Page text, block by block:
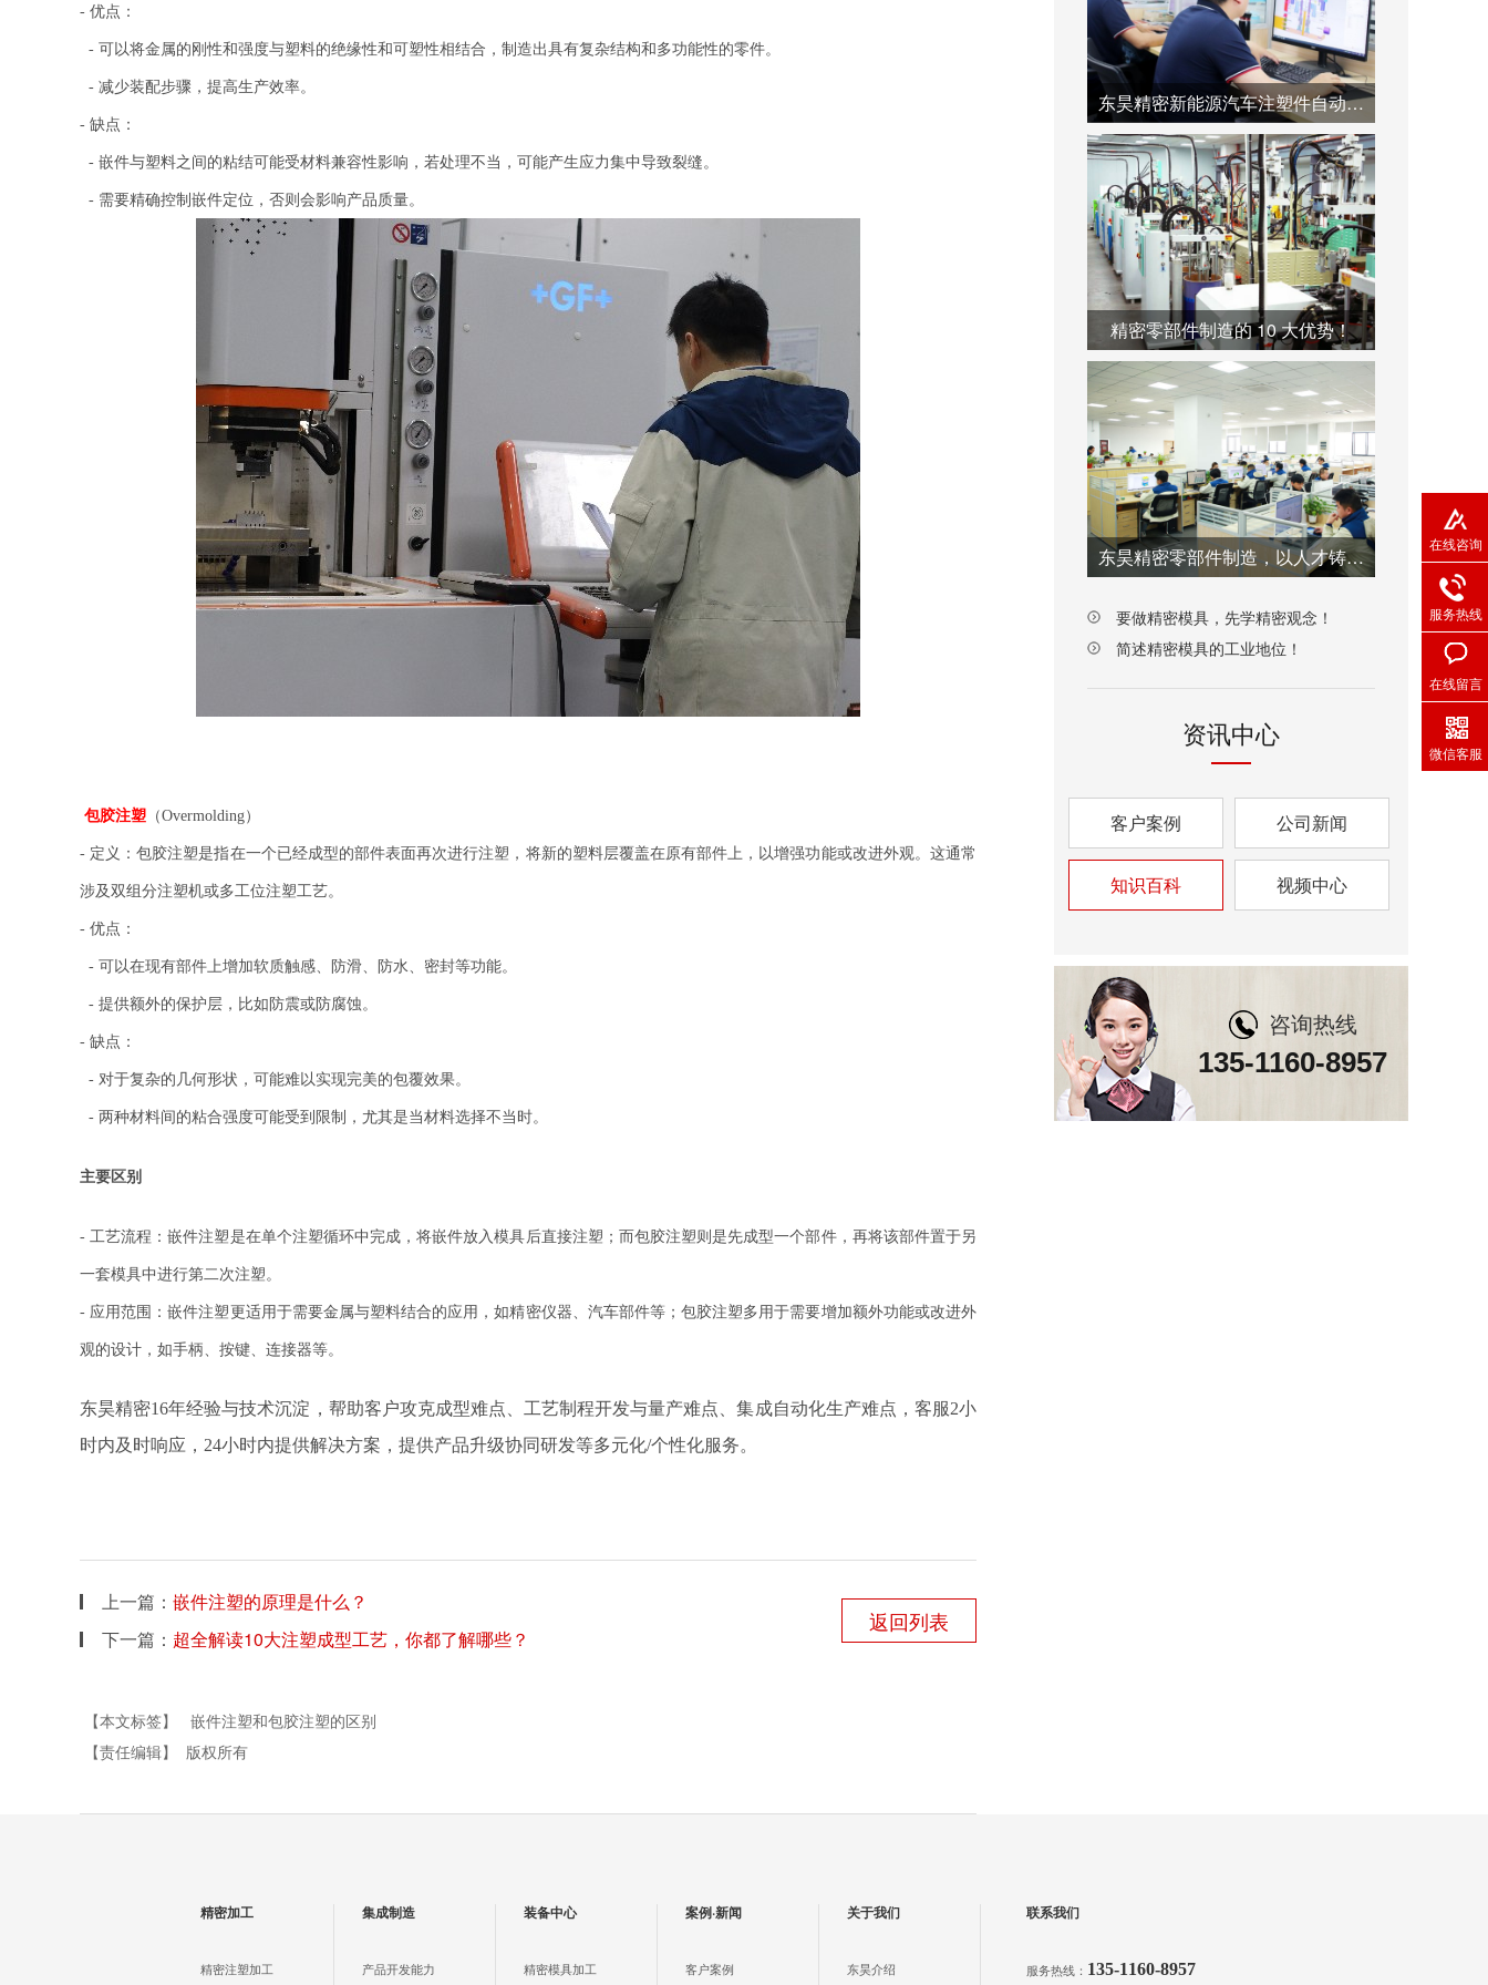
- 优点：
- 可以将金属的刚性和强度与塑料的绝缘性和可塑性相结合，制造出具有复杂结构和多功能性的零件。
- 减少装配步骤，提高生产效率。
- 缺点：
- 嵌件与塑料之间的粘结可能受材料兼容性影响，若处理不当，可能产生应力集中导致裂缝。
- 需要精确控制嵌件定位，否则会影响产品质量。
包胶注塑 （Overmolding）
- 定义：包胶注塑是指在一个已经成型的部件表面再次进行注塑，将新的塑料层覆盖在原有部件上，以增强功能或改进外观。这通常
涉及双组分注塑机或多工位注塑工艺。
- 优点：
- 可以在现有部件上增加软质触感、防滑、防水、密封等功能。
- 提供额外的保护层，比如防震或防腐蚀。
- 缺点：
- 对于复杂的几何形状，可能难以实现完美的包覆效果。
- 两种材料间的粘合强度可能受到限制，尤其是当材料选择不当时。
主要区别
- 工艺流程：嵌件注塑是在单个注塑循环中完成，将嵌件放入模具后直接注塑；而包胶注塑则是先成型一个部件，再将该部件置于另
一套模具中进行第二次注塑。
- 应用范围：嵌件注塑更适用于需要金属与塑料结合的应用，如精密仪器、汽车部件等；包胶注塑多用于需要增加额外功能或改进外
观的设计，如手柄、按键、连接器等。
东昊精密16年经验与技术沉淀，帮助客户攻克成型难点、工艺制程开发与量产难点、集成自动化生产难点，客服2小
时内及时响应，24小时内提供解决方案，提供产品升级协同研发等多元化/个性化服务。
上一篇： 嵌件注塑的原理是什么？
下一篇： 超全解读10大注塑成型工艺，你都了解哪些？
返回列表
【本文标签】
嵌件注塑和包胶注塑的区别
【责任编辑】
版权所有
东昊精密新能源汽车注塑件自动化产线--助力产业链降本增效
精密零部件制造的 10 大优势！
东昊精密零部件制造，以人才铸就质量之魂！
要做精密模具，先学精密观念！
简述精密模具的工业地位！
资讯中心
客户案例 公司新闻
知识百科 视频中心
咨询热线
135-1160-8957
精密加工
精密注塑加工
集成制造
产品开发能力
装备中心
精密模具加工
案例·新闻
客户案例
关于我们
东昊介绍
联系我们
服务热线： 135-1160-8957
在线咨询
服务热线
在线留言
微信客服